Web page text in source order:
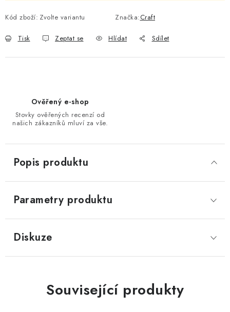
Ochrana osobních údajů
Zásady používání souborů cookies
Kontakt
Kód zboží: Zvolte variantu Značka:Craft
Tisk Zeptat se Hlídat Sdílet
Ověřený e-shop
Stovky ověřených recenzí od
našich zákazníků mluví za vše.
Popis produktu
Parametry produktu
Diskuze
Související produkty